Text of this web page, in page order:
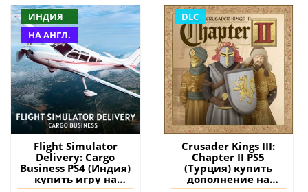
ИНДИЯ
НА АНГЛ.
Flight Simulator
Delivery: Cargo
Business PS4 (Индия)
купить игру на
DLC
Crusader Kings III:
Chapter II PS5
(Турция) купить
дополнение на